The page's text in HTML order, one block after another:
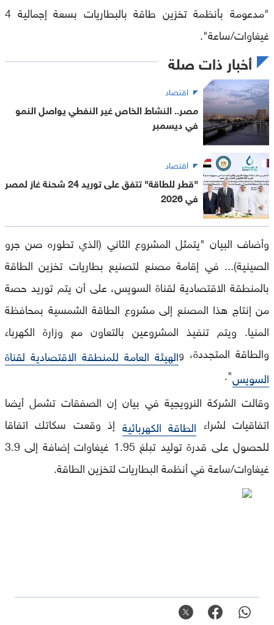
"مدعومة بأنظمة تخزين طاقة بالبطاريات بسعة إجمالية 4
غيغاوات/ساعة".
أخبار ذات صلة
اقتصاد
مصر.. النشاط الخاص غير النفطي يواصل النمو
في ديسمبر
اقتصاد
"قطر للطاقة" تتفق على توريد 24 شحنة غاز لمصر
في 2026
وأضاف البيان "يتمثل المشروع الثاني (الذي تطوره صن جرو
الصينية)... في إقامة مصنع لتصنيع بطاريات تخزين الطاقة
بالمنطقة الاقتصادية لقناة السويس، على أن يتم توريد حصة
من إنتاج هذا المصنع إلى مشروع الطاقة الشمسية بمحافظة
المنيا. ويتم تنفيذ المشروعين بالتعاون مع وزارة الكهرباء
والطاقة المتجددة، والهيئة العامة للمنطقة الاقتصادية لقناة
السويس".
وقالت الشركة النرويجية في بيان إن الصفقات تشمل أيضا
اتفاقيات لشراء الطاقة الكهربائية إذ وقعت سكاتك اتفاقا
للحصول على قدرة توليد تبلغ 1.95 غيغاوات إضافة إلى 3.9
غيغاوات/ساعة في أنظمة البطاريات لتخزين الطاقة.